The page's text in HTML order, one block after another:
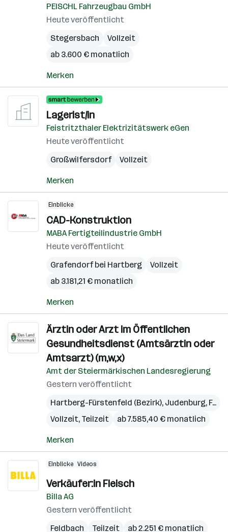
PEISCHL Fahrzeugbau GmbH
Heute veröffentlicht
Stegersbach
Vollzeit
ab 3.600 € monatlich
Merken
Lagerist/in
Feistritzthaler Elektrizitätswerk eGen
Heute veröffentlicht
Großwilfersdorf
Vollzeit
Merken
Einblicke
CAD-Konstruktion
MABA Fertigteilindustrie GmbH
Heute veröffentlicht
Grafendorf bei Hartberg
Vollzeit
ab 3.181,21 € monatlich
Merken
Ärztin oder Arzt im Öffentlichen
Gesundheitsdienst (Amtsärztin oder
Amtsarzt) (m,w,x)
Amt der Steiermärkischen Landesregierung
Gestern veröffentlicht
Hartberg-Fürstenfeld (Bezirk), Judenburg, Feldbach
Vollzeit, Teilzeit
ab 7.585,40 € monatlich
Merken
Einblicke Videos
Verkäufer:in Fleisch
Billa AG
Gestern veröffentlicht
Feldbach
Teilzeit ab 2.251 € monatlich